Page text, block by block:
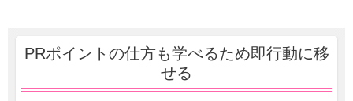
PRポイントの仕方も学べるため即行動に移
せる